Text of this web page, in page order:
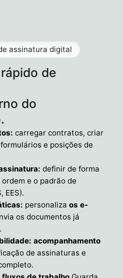
de
do
assinatura digital
carregar contratos, criar
e posições de
definir de forma
e o padrão de
EES).
personaliza os e-
os documentos já
acompanhamento
de assinaturas e